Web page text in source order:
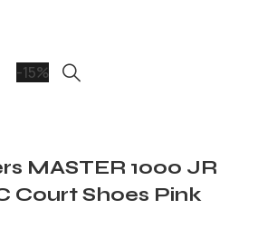
-15%
MASTER 1000 JR
Court Shoes Pink